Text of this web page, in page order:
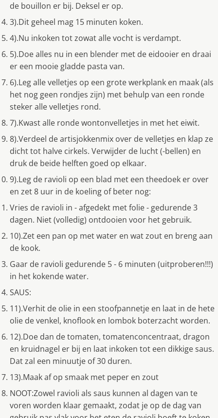
de bouillon er bij. Deksel er op.
3).Dit geheel mag 15 minuten koken.
4).Nu inkoken tot zowat alle vocht is verdampt.
5).Doe alles nu in een blender met de eidooier en draai
er een mooie gladde pasta van.
6).Leg alle velletjes op een grote werkplank en maak (als
het nog geen rondjes zijn) met behulp van een ronde
steker alle velletjes rond.
7).Kwast alle ronde wontonvelletjes in met het eiwit.
8).Verdeel de artisjokkenmix over de velletjes en klap ze
dicht tot halve cirkels. Verwijder de lucht (-bellen) en
druk de beide helften goed op elkaar.
9).Leg de ravioli op een blad met een theedoek er over
en zet 8 uur in de koeling of beter nog:
Vries de ravioli in - afgedekt met folie - gedurende 3
dagen. Niet (volledig) ontdooien voor het gebruik.
10).Zet een pan op met water en wat zout en breng aan
de kook.
Gaar de ravioli gedurende 5 - 6 minuten (uitproberen!!!)
in het kokende water.
SAUS:
11).Verhit de olie in een stoofpannetje en laat in de hete
olie de venkel, knoflook en lombok boterzacht worden.
12).Doe dan de tomaten, tomatenconcentraat, dragon
en kruidnagel er bij en laat inkoken tot een dikkige saus.
Dat zal een minuutje of 30 duren.
13).Maak af op smaak met peper en zout
NOOT:Zowel ravioli als saus kunnen al dagen van te
voren worden klaar gemaakt, zodat je op de dag van